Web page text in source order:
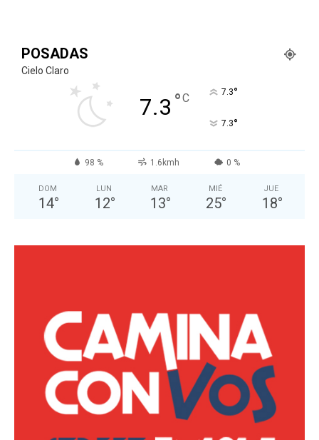
POSADAS
Cielo Claro
7.3 °C 7.3°
7.3°
98 % 1.6kmh 0 %
DOM
14°
LUN
12°
MAR
13°
MIÉ
25°
JUE
18°